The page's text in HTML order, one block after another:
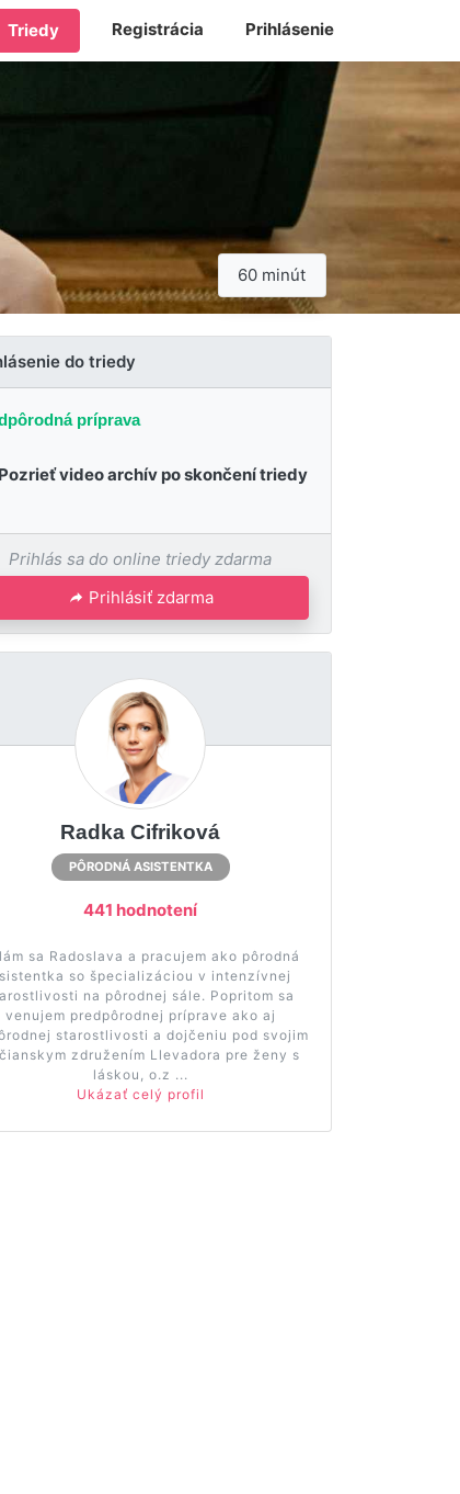
Triedy Registrácia Prihlásenie
60 minút
do triedy
príprava
Pozrieť video archív po skončení triedy
Prihlás sa do online triedy zdarma
Prihlásiť zdarma
Radka Cifriková
PÔRODNÁ ASISTENTKA
441 hodnotení
sa Radoslava a pracujem ako pôrodná
so špecializáciou v intenzívnej
na pôrodnej sále. Popritom sa
venujem predpôrodnej príprave ako aj
starostlivosti a dojčeniu pod svojim
združením Llevadora pre ženy s
láskou, o.z ...
Ukázať celý profil